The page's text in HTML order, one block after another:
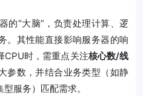
的“大脑”，负责处理计算、逻
。其性能直接影响服务器的响
CPU时，需重点关注核心数/线
参数，并结合业务类型（如静
服务）匹配需求。